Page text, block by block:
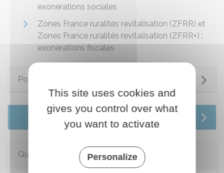
exonérations sociales
Zones France ruralités revitalisation (ZFRR) et
Zones France ruralités revitalisation (ZFRR+) :
exonérations fiscales
Pour en savoir plus
Services en ligne et formulaires
Questions ? Réponses !
This site uses cookies and
gives you control over what
you want to activate
Personalize